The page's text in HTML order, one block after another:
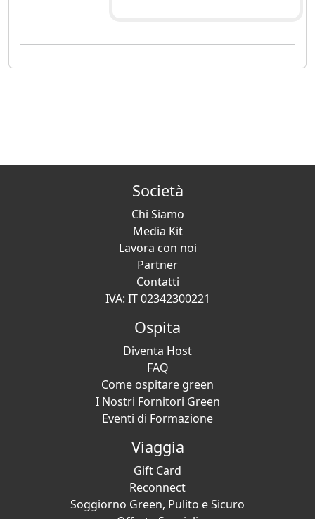
Società
Chi Siamo
Media Kit
Lavora con noi
Partner
Contatti
IVA: IT 02342300221
Ospita
Diventa Host
FAQ
Come ospitare green
I Nostri Fornitori Green
Eventi di Formazione
Viaggia
Gift Card
Reconnect
Soggiorno Green, Pulito e Sicuro